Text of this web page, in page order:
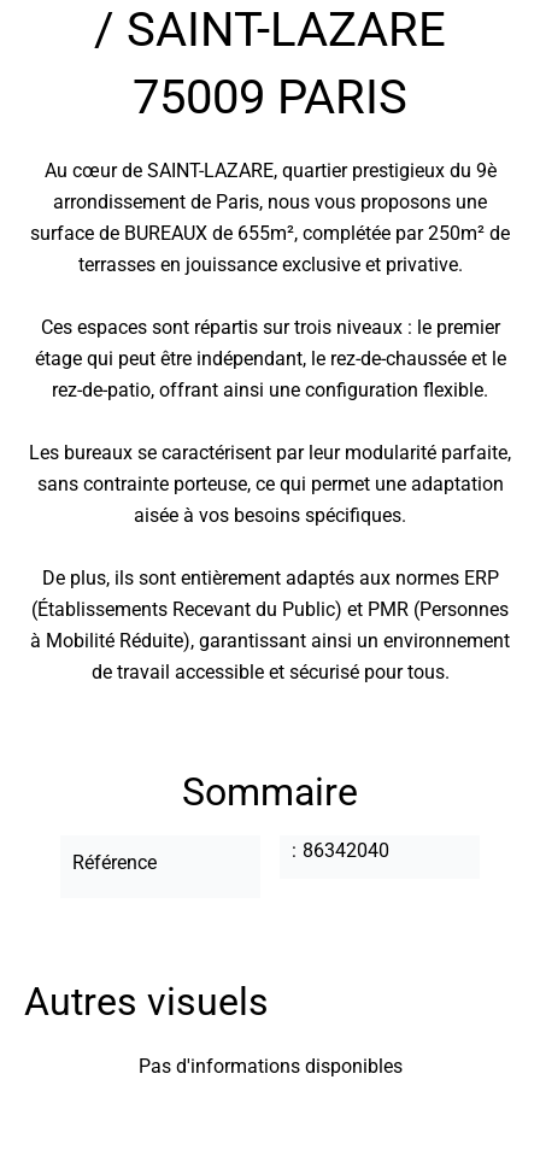
/ SAINT-LAZARE
75009 PARIS
Au cœur de SAINT-LAZARE, quartier prestigieux du 9è
arrondissement de Paris, nous vous proposons une
surface de BUREAUX de 655m², complétée par 250m² de
terrasses en jouissance exclusive et privative.
Ces espaces sont répartis sur trois niveaux : le premier
étage qui peut être indépendant, le rez-de-chaussée et le
rez-de-patio, offrant ainsi une configuration flexible.
Les bureaux se caractérisent par leur modularité parfaite,
sans contrainte porteuse, ce qui permet une adaptation
aisée à vos besoins spécifiques.
De plus, ils sont entièrement adaptés aux normes ERP
(Établissements Recevant du Public) et PMR (Personnes
à Mobilité Réduite), garantissant ainsi un environnement
de travail accessible et sécurisé pour tous.
Sommaire
Référence
86342040
Autres visuels
Pas d'informations disponibles